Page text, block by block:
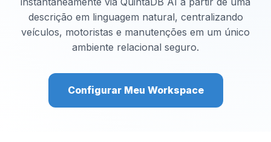
descrição em linguagem natural, centralizando
veículos, motoristas e manutenções em um único
ambiente relacional seguro.
Configurar Meu Workspace